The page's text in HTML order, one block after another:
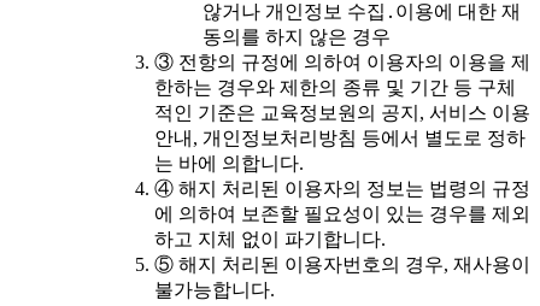
않거나 개인정보 수집․이용에 대한 재
동의를 하지 않은 경우
③ 전항의 규정에 의하여 이용자의 이용을 제
한하는 경우와 제한의 종류 및 기간 등 구체
적인 기준은 교육정보원의 공지, 서비스 이용
안내, 개인정보처리방침 등에서 별도로 정하
는 바에 의합니다.
④ 해지 처리된 이용자의 정보는 법령의 규정
에 의하여 보존할 필요성이 있는 경우를 제외
하고 지체 없이 파기합니다.
⑤ 해지 처리된 이용자번호의 경우, 재사용이
불가능합니다.